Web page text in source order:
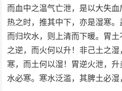
而血中之温气亡泄，是以大失
热之时，推其中下，亦是湿寒。
而归坎水，则上清而下暖。胃
之逆，而火何以升！非己土之
寒，而土何以湿！胃逆火泄，
水必寒。寒水泛滥，其脾土必湿